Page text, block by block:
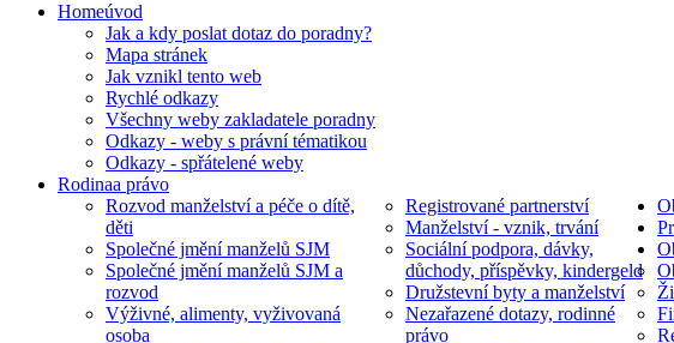
Homeúvod
Jak a kdy poslat dotaz do poradny?
Mapa stránek
Jak vznikl tento web
Rychlé odkazy
Všechny weby zakladatele poradny
Odkazy - weby s právní tématikou
Odkazy - spřátelené weby
Rodinaa právo
Rozvod manželství a péče o dítě,
děti
Společné jmění manželů SJM
Společné jmění manželů SJM a
rozvod
Výživné, alimenty, vyživovaná
osoba
Registrované partnerství
Manželství - vznik, trvání
Sociální podpora, dávky,
důchody, příspěvky, kindergeld
Družstevní byty a manželství
Nezařazené dotazy, rodinné
právo